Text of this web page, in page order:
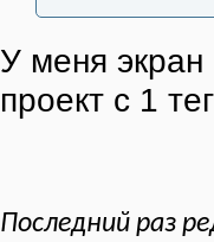
У меня экран
проект с 1
Последний раз